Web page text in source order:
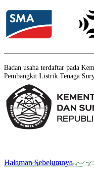
Badan usaha terdaftar pada
Pembangkit Listrik Tenaga
Halaman Sebelumnya